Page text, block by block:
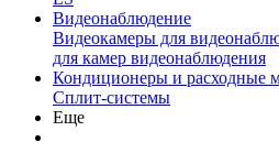
Видеонаблюдение
Видеокамеры для
для камер видеонаблюдения
Кондиционеры и расходные
Сплит-системы
Еще